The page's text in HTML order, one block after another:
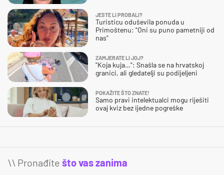
JESTE LI PROBALI?
Turisticu oduševila ponuda u
Primoštenu: "Oni su puno pametniji od
nas"
ZAMJERATE LI JOJ?
"Koja kuja…": Snašla se na hrvatskoj
granici, ali gledatelji su podijeljeni
POKAŽITE ŠTO ZNATE!
Samo pravi intelektualci mogu riješiti
ovaj kviz bez ijedne pogreške
\\ Pronađite što vas zanima